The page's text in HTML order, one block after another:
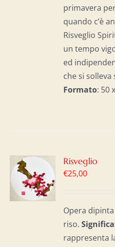
primavera
quando c’è
Risveglio
un tempo
ed
che si solleva
Formato: 50
Risveglio
€25,00
Opera
riso.
rappresenta